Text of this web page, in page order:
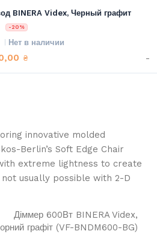
BINERA Videx, Черный графит
-20%
Нет в наличии
₴ -
innovative molded
Berlin’s Soft Edge Chair
extreme lightness to create
usually possible with 2-D
Діммер 600Вт BINERA Videx,
графіт (VF-BNDM600-BG)